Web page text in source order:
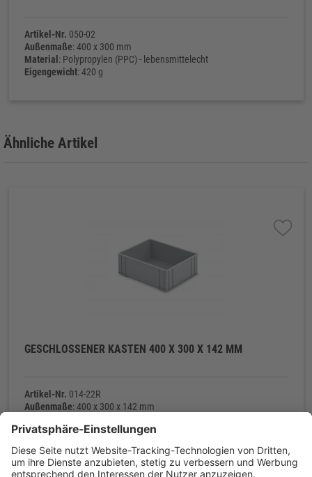
Artikel-Nr. 050-02
Außenmaße: 400 x 300 mm
Material : Polypropylen (PPC) - lebensmittelecht
Eigengewicht: 420 g
Ähnliche Artikel
GESCHLOSSENER KASTEN 400 X 300 X 142 MM
Artikel-Nr. 014-22R
Außenmaße: 400 x 300 x 142 mm
Material: Polyethylen (PE-HD)
Eigengewicht
: 800 g